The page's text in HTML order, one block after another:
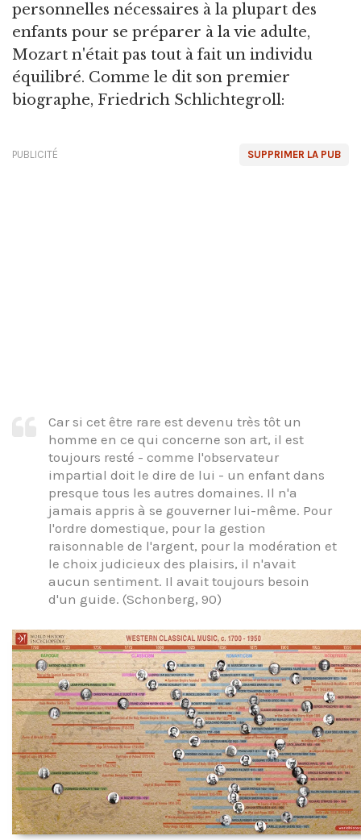
personnelles nécessaires à la plupart des
enfants pour se préparer à la vie adulte,
Mozart n'était pas tout à fait un individu
équilibré. Comme le dit son premier
biographe, Friedrich Schlichtegroll:
SUPPRIMER LA PUB
PUBLICITÉ
Car si cet être rare est devenu très tôt un
homme en ce qui concerne son art, il est
toujours resté - comme l'observateur
impartial doit le dire de lui - un enfant dans
presque tous les autres domaines. Il n'a
jamais appris à se gouverner lui-même. Pour
l'ordre domestique, pour la gestion
raisonnable de l'argent, pour la modération et
le choix judicieux des plaisirs, il n'avait
aucun sentiment. Il avait toujours besoin
d'un guide. (Schonberg, 90)